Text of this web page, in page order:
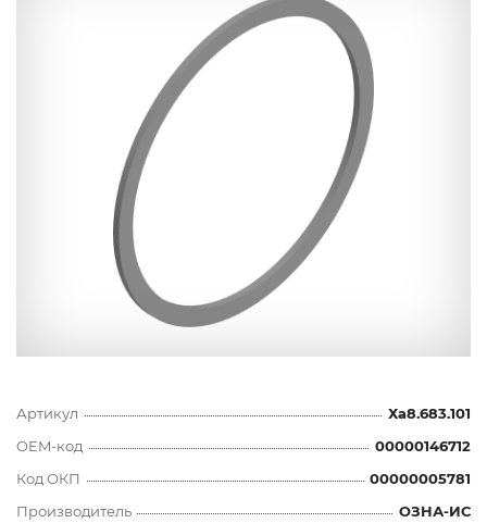
Артикул
Ха8.683.101
OEM-код
00000146712
Код ОКП
00000005781
Производитель
ОЗНА-ИС